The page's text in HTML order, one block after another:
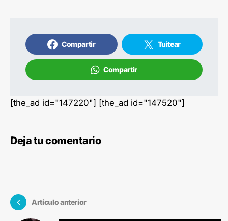
Compartir Tuitear
Compartir
[the_ad id="147220"] [the_ad id="147520"]
Deja tu comentario
Artículo anterior